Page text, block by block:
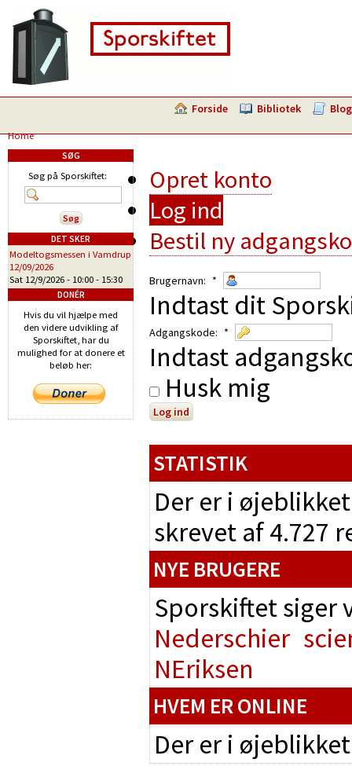
Forside Bibliotek Blog
Home
Opret konto
Log ind
Bestil ny
Brugernavn: *
Indtast dit
Adgangskode: *
Indtast
Husk mig
STATISTIK
Der er i
skrevet af 4.727
NYE BRUGERE
Sporskiftet
Nederschier
NEriksen
HVEM ER ONLINE
Der er i
SØG
Søg på Sporskiftet:
DET SKER
Modeltogsmessen i Vamdrup
12/09/2026
Sat 12/9/2026 - 10:00 - 15:30
DONÉR
Hvis du vil hjælpe med
den videre udvikling af
Sporskiftet, har du
mulighed for at donere et
beløb her: